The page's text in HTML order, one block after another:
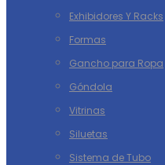
Exhibidores Y Racks
Formas
Gancho para Ropa
Góndola
Vitrinas
Siluetas
Sistema de Tubo